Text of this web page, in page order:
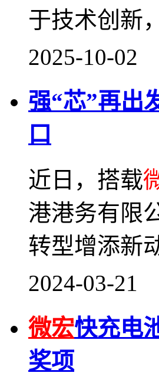
于技术创新
2025-10-02
强“芯”再出
口
近日，搭载
港港务有限
转型增添新
2024-03-21
微宏快充电
奖项